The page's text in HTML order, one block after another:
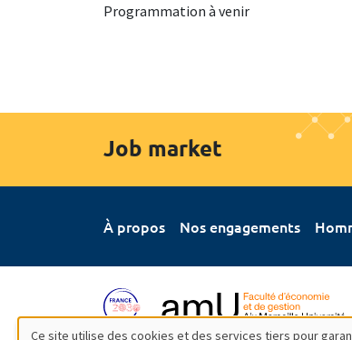
Programmation à venir
Job market
À propos Nos engagements
Ce site utilise des cookies et des services tiers pour